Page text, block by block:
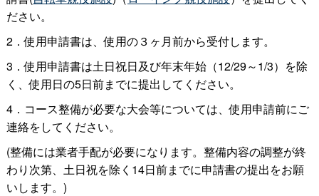
ださい。
2．使用申請書は、使用の３ヶ月前から受付します。
3．使用申請書は土日祝日及び年末年始（12/29～1/3）を除
く、使用日の5日前までに提出してください。
4．コース整備が必要な大会等については、使用申請前にご
連絡をしてください。
(整備には業者手配が必要になります。整備内容の調整が終
わり次第、土日祝を除く14日前までに申請書の提出をお願
いします。)